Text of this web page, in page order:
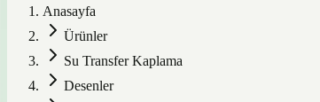
Anasayfa
Ürünler
Su Transfer Kaplama
Desenler